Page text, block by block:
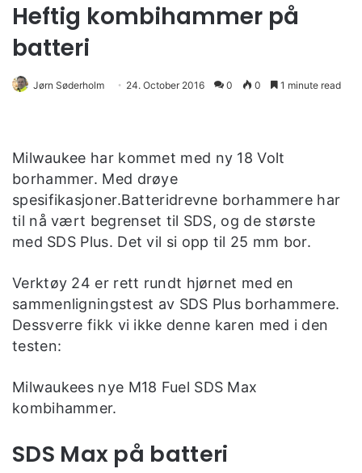
Heftig kombihammer på
batteri
Jørn Søderholm 24. October 2016 0 0 1 minute read
Milwaukee har kommet med ny 18 Volt
borhammer. Med drøye
spesifikasjoner.Batteridrevne borhammere har
til nå vært begrenset til SDS, og de største
med SDS Plus. Det vil si opp til 25 mm bor.
Verktøy 24 er rett rundt hjørnet med en
sammenligningstest av SDS Plus borhammere.
Dessverre fikk vi ikke denne karen med i den
testen:
Milwaukees nye M18 Fuel SDS Max
kombihammer.
SDS Max på batteri